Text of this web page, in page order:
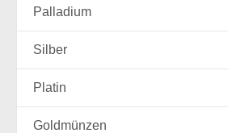
Palladium
Silber
Platin
Goldmünzen